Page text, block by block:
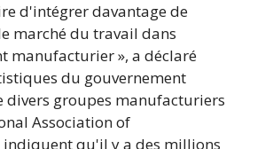
d'intégrer davantage de
marché du travail dans
manufacturier », a déclaré
du gouvernement
divers groupes manufacturiers
Association of
qu'il y a des millions